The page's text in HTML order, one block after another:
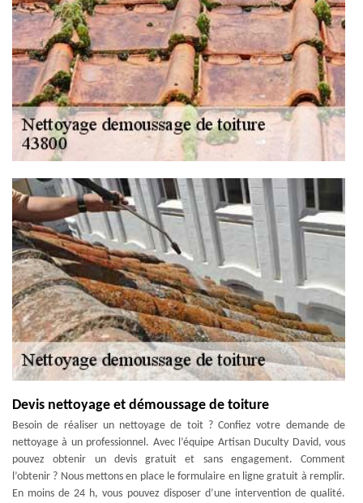
Devis nettoyage et démoussage de toiture
Besoin de réaliser un nettoyage de toit ? Confiez votre demande de
nettoyage à un professionnel. Avec l’équipe Artisan Duculty David, vous
pouvez obtenir un devis gratuit et sans engagement. Comment
l’obtenir ? Nous mettons en place le formulaire en ligne gratuit à remplir.
En moins de 24 h, vous pouvez disposer d’une intervention de qualité.